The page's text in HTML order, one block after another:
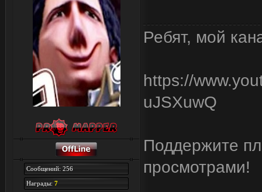
Сообщений: 256
Награды: 7
Ребят, мой
https://
uJSXuwQ
Поддержите
просмотрами!